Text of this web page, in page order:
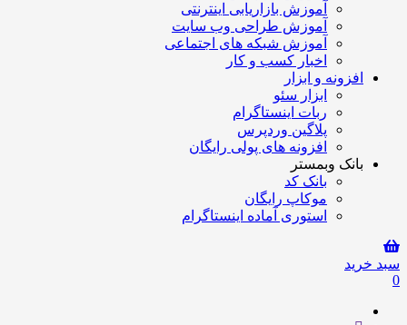
آموزش بازاریابی اینترنتی
آموزش طراحی وب سایت
آموزش شبکه های اجتماعی
اخبار کسب و کار
افزونه و ابزار
ابزار سئو
ربات اینستاگرام
پلاگین وردپرس
افزونه های پولی رایگان
بانک وبمستر
بانک کد
موکاپ رایگان
استوری آماده اینستاگرام
سبد خرید
0